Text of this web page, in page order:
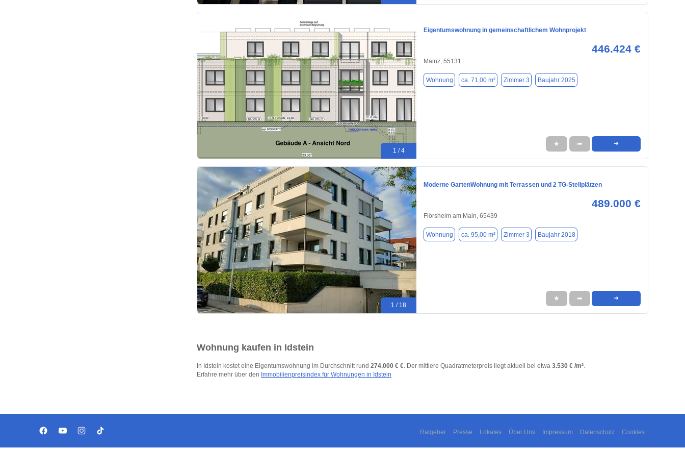
1 / 4
Eigentumswohnung in gemeinschaftlichem Wohnprojekt
446.424 €
Mainz, 55131
Wohnung ca. 71,00 m² Zimmer 3 Baujahr 2025
★ ➦ ➜
1 / 18
Moderne GartenWohnung mit Terrassen und 2 TG-Stellplätzen
489.000 €
Flörsheim am Main, 65439
Wohnung ca. 95,00 m² Zimmer 3 Baujahr 2018
★ ➦ ➜
Wohnung kaufen in Idstein
In Idstein kostet eine Eigentumswohnung im Durchschnitt rund 274.000 € €. Der mittlere Quadratmeterpreis liegt aktuell bei etwa 3.530 € /m².
Erfahre mehr über den Immobilienpreisindex für Wohnungen in Idstein
Ratgeber Presse Lokales Über Uns Impressum Datenschutz Cookies